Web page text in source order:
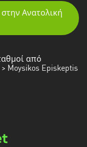
Ανατολική
από
> Moysikos Episkeptis